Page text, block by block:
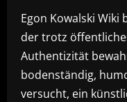
Egon Kowalski
der trotz
Authentizität
bodenständig,
versucht, ein